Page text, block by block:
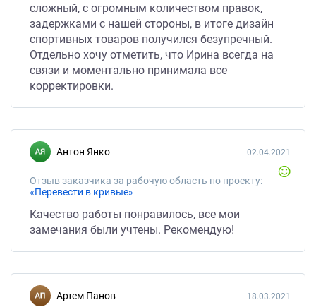
сложный, с огромным количеством правок,
задержками с нашей стороны, в итоге дизайн
спортивных товаров получился безупречный.
Отдельно хочу отметить, что Ирина всегда на
связи и моментально принимала все
корректировки.
Антон Янко
Отзыв заказчика за рабочую область по проекту:
«Перевести в кривые»
02.04.2021
Качество работы понравилось, все мои
замечания были учтены. Рекомендую!
Артем Панов 18.03.2021